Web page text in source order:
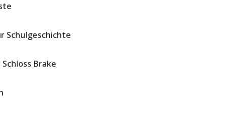
Schulgeschichte
Brake